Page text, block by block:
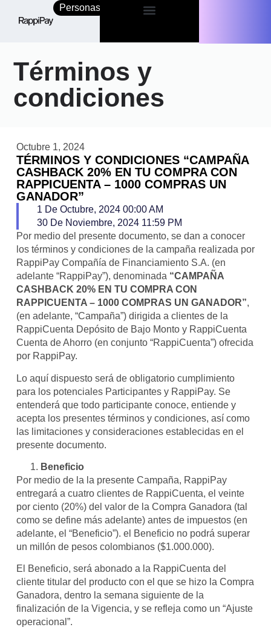
Personas Empresas
Términos y
condiciones
Octubre 1, 2024
TÉRMINOS Y CONDICIONES “CAMPAÑA
CASHBACK 20% EN TU COMPRA CON
RAPPICUENTA – 1000 COMPRAS UN
GANADOR”
1 De Octubre, 2024 00:00 AM
30 De Noviembre, 2024 11:59 PM
Por medio del presente documento, se dan a conocer
los términos y condiciones de la campaña realizada por
RappiPay Compañía de Financiamiento S.A. (en
adelante “RappiPay”), denominada “CAMPAÑA
CASHBACK 20% EN TU COMPRA CON
RAPPICUENTA – 1000 COMPRAS UN GANADOR”,
(en adelante, “Campaña”) dirigida a clientes de la
RappiCuenta Depósito de Bajo Monto y RappiCuenta
Cuenta de Ahorro (en conjunto “RappiCuenta”) ofrecida
por RappiPay.
Lo aquí dispuesto será de obligatorio cumplimiento
para los potenciales Participantes y RappiPay. Se
entenderá que todo participante conoce, entiende y
acepta los presentes términos y condiciones, así como
las limitaciones y consideraciones establecidas en el
presente documento.
Beneficio
Por medio de la la presente Campaña, RappiPay
entregará a cuatro clientes de RappiCuenta, el veinte
por ciento (20%) del valor de la Compra Ganadora (tal
como se define más adelante) antes de impuestos (en
adelante, el “Beneficio”). el Beneficio no podrá superar
un millón de pesos colombianos ($1.000.000).
El Beneficio, será abonado a la RappiCuenta del
cliente titular del producto con el que se hizo la Compra
Ganadora, dentro la semana siguiente de la
finalización de la Vigencia, y se refleja como un “Ajuste
operacional”.